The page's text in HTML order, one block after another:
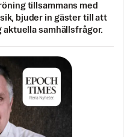
tillsammans med
bjuder in gäster till att
samhällsfrågor.